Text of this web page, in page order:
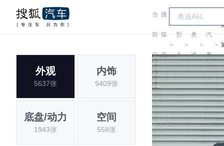
当
前
位
置:
搜
狐
汽
车
＞
车
型
大
全
＞
奥
迪
＞
汽
奥
迪
＞
外观
5637张
内饰
9409张
底盘/动力
1943张
空间
558张